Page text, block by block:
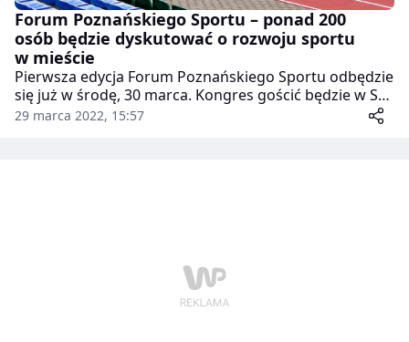
Forum Poznańskiego Sportu – ponad 200
osób będzie dyskutować o rozwoju sportu
w mieście
Pierwsza edycja Forum Poznańskiego Sportu odbędzie
się już w środę, 30 marca. Kongres gościć będzie w Sali
Wielkiej CK Zamek, a udział w nim weźmie ok. 200
29 marca 2022, 15:57